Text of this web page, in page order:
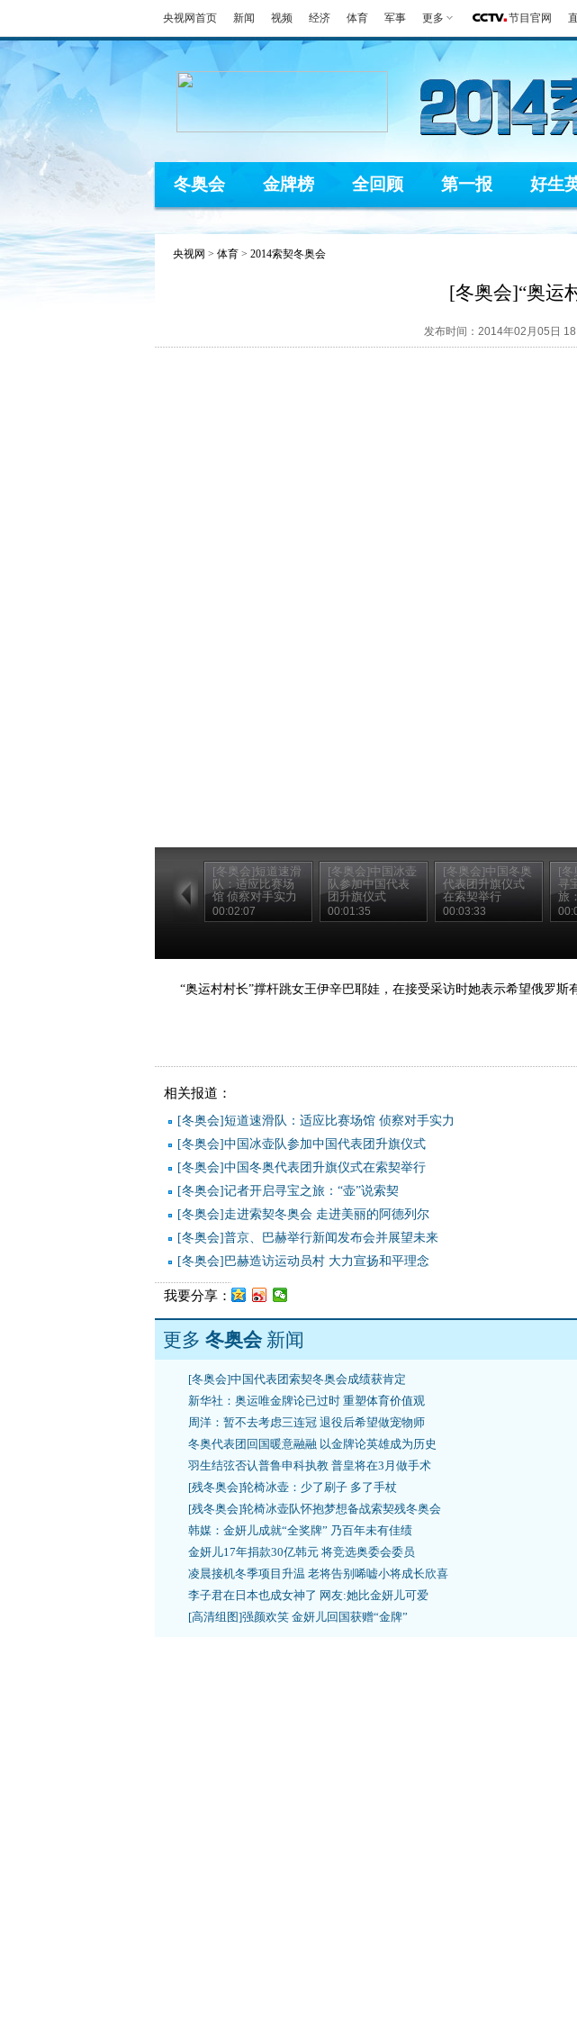
央视网首页 新闻 视频 经济 体育 军事 更多 节目官网
冬奥会 金牌榜 全回顾 第一报 好生
央视网 > 体育 > 2014索契冬奥会
[冬奥会]“奥运
发布时间：2014年02月05日
[冬奥会]短道速滑
队：适应比赛场
馆 侦察对手实力
00:02:07
[冬奥会]中国冰壶
队参加中国代表
团升旗仪式
00:01:35
[冬奥会]中国冬奥
代表团升旗仪式
在索契举行
00:03:33
[冬
寻
旅
“奥运村村长”撑杆跳女王伊辛巴耶娃，在接受采访时她表示希望俄罗斯
相关报道：
[冬奥会]短道速滑队：适应比赛场馆 侦察对手实力
[冬奥会]中国冰壶队参加中国代表团升旗仪式
[冬奥会]中国冬奥代表团升旗仪式在索契举行
[冬奥会]记者开启寻宝之旅：“壶”说索契
[冬奥会]走进索契冬奥会 走进美丽的阿德列尔
[冬奥会]普京、巴赫举行新闻发布会并展望未来
[冬奥会]巴赫造访运动员村 大力宣扬和平理念
我要分享：
更多 冬奥会新闻
[冬奥会]中国代表团索契冬奥会成绩获肯定
新华社：奥运唯金牌论已过时 重塑体育价值观
周洋：暂不去考虑三连冠 退役后希望做宠物师
冬奥代表团回国暖意融融 以金牌论英雄成为历史
羽生结弦否认普鲁申科执教 普皇将在3月做手术
[残冬奥会]轮椅冰壶：少了刷子 多了手杖
[残冬奥会]轮椅冰壶队怀抱梦想备战索契残冬奥会
韩媒：金妍儿成就“全奖牌” 乃百年未有佳绩
金妍儿17年捐款30亿韩元 将竞选奥委会委员
凌晨接机冬季项目升温 老将告别唏嘘小将成长欣喜
李子君在日本也成女神了 网友:她比金妍儿可爱
[高清组图]强颜欢笑 金妍儿回国获赠“金牌”